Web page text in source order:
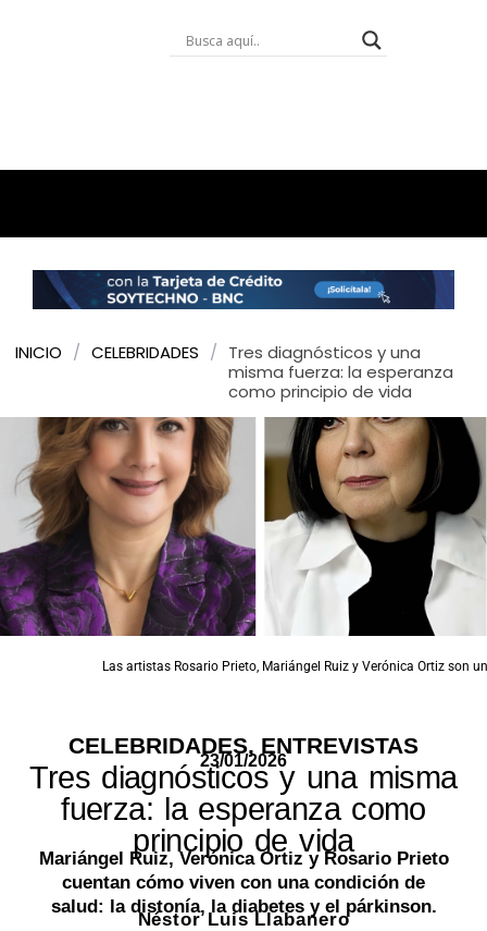
INICIO / CELEBRIDADES / Tres diagnósticos y una
misma fuerza: la esperanza
como principio de vida
Las artistas Rosario Prieto, Mariángel Ruiz y Verónica Ortiz son
CELEBRIDADES, ENTREVISTAS
23/01/2026
Tres diagnósticos y una misma
fuerza: la esperanza como
principio de vida
Mariángel Ruiz, Verónica Ortiz y Rosario Prieto
cuentan cómo viven con una condición de
salud: la distonía, la diabetes y el párkinson.
Néstor Luis Llabanero